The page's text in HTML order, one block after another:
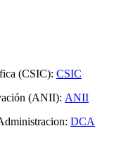
(CSIC): CSIC
(ANII): ANII
DCA